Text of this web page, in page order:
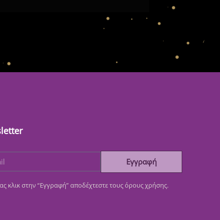
Εγγραφή
κλικ στην “Εγγραφή” αποδέχτεστε τους όρους χρήσης.